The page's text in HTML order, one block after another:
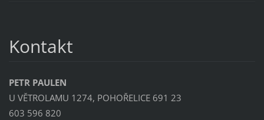
Kontakt
PETR PAULEN
U VĚTROLAMU 1274, POHOŘELICE 691 23
603 596 820